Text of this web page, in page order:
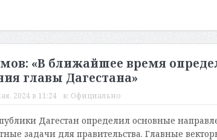
«В ближайшее время
главы Дагестана»
2024 в 11:24 в: Официально
Дагестан определил основные
задачи для правительства. Главные